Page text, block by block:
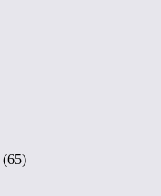
(65)